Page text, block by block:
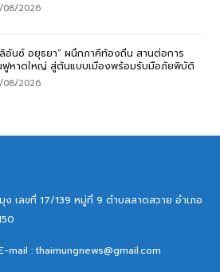
08/2026
อันซ์ อยุธยา” ผนึกภาคีท้องถิ่น สานต่อการ
หาดใหญ่ สู่ต้นแบบเมืองพร้อมรับมือภัยพิบัติ
08/2026
เลขที่ 17/139 หมู่ที่ 9 ตำบลลาดสวาย อำเภอ
mail : thaimungnews@gmail.com